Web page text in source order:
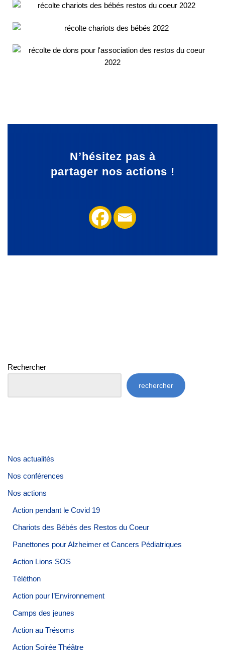
N’hésitez pas à
partager nos actions !
Rechercher
rechercher
Nos actualités
Nos conférences
Nos actions
Action pendant le Covid 19
Chariots des Bébés des Restos du Coeur
Panettones pour Alzheimer et Cancers Pédiatriques
Action Lions SOS
Téléthon
Action pour l’Environnement
Camps des jeunes
Action au Trésoms
Action Soirée Théâtre